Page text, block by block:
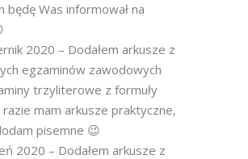
będę Was informował na
2020 – Dodałem arkusze z
egzaminów zawodowych
trzyliterowe z formuły
razie mam arkusze praktyczne,
pisemne 😉
2020 – Dodałem arkusze z